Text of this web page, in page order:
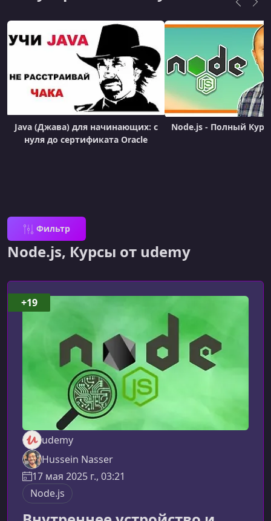
Java (Джава) для начинающих: с
нуля до сертификата Oracle
Node.js - Полный Курс
Фильтр
Node.js, Курсы от udemy
udemy
Hussein Nasser
17 мая 2025 г., 03:21
Node.js
+19